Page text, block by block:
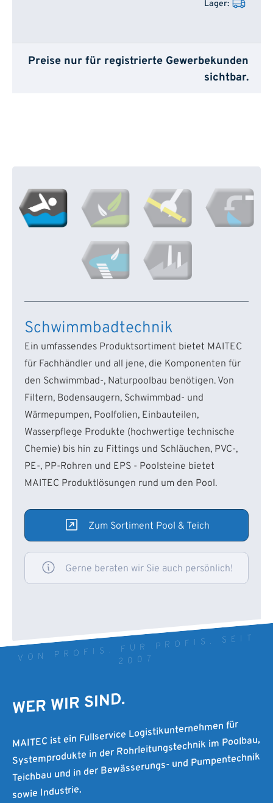
Preise nur für registrierte Gewerbekunden
sichtbar.
Schwimmbadtechnik
Ein umfassendes Produktsortiment bietet MAITEC
für Fachhändler und all jene, die Komponenten für
den Schwimmbad-, Naturpoolbau benötigen. Von
Filtern, Bodensaugern, Schwimmbad- und
Wärmepumpen, Poolfolien, Einbauteilen,
Wasserpflege Produkte (hochwertige technische
Chemie) bis hin zu Fittings und Schläuchen, PVC-,
PE-, PP-Rohren und EPS - Poolsteine bietet
MAITEC Produktlösungen rund um den Pool.
Zum Sortiment Pool & Teich
Gerne beraten wir Sie auch persönlich!
VON PROFIS. FÜR PROFIS. SEIT
2007
WER WIR SIND.
MAITEC ist ein Fullservice Logistikunternehmen für
Systemprodukte in der Rohrleitungstechnik im Poolbau,
Teichbau und in der Bewässerungs- und Pumpentechnik
sowie Industrie.